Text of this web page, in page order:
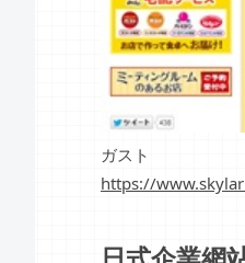
ガスト
https://